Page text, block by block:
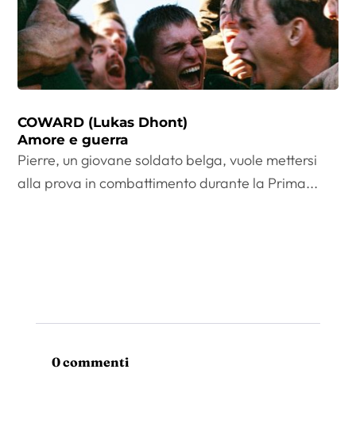
COWARD (Lukas Dhont)
Amore e guerra
Pierre, un giovane soldato belga, vuole mettersi
alla prova in combattimento durante la Prima...
0 commenti